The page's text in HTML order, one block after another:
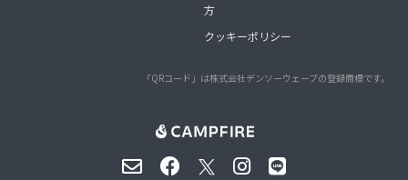
方
クッキーポリシー
「QRコード」は株式会社デンソーウェーブの登録商標です。